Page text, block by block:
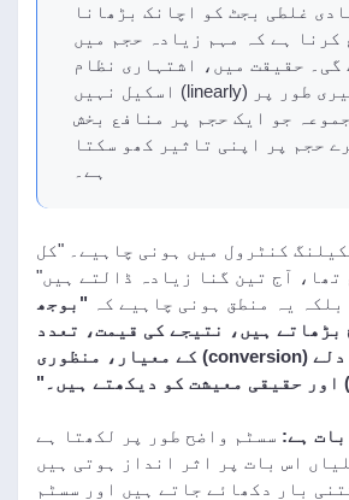
غلطی بجٹ کو اچانک بڑھانا
کرنا ہے کہ مہم زیادہ حجم میں
گی۔ حقیقت میں، اشتہاری نظام
ہمیشہ لکیری طور پر (linearly) اسکیل نہیں
جو ایک حجم پر منافع بخش
حجم پر اپنی تاثیر کھو سکتا
ہے۔
کنٹرول میں ہونی چاہیے۔ "کل
تھا، آج تین گنا زیادہ ڈالتے ہیں"
یہ منطق ہونی چاہیے کہ "بوجھ
بڑھاتے ہیں، نتیجے کی قیمت، تعدد
(frequency)، تبادلے (conversion) کے معیار، منظوری
ہے: سسٹم واضح طور پر لکھتا ہے
اس بات پر اثر انداز ہوتی ہیں
بار دکھائے جاتے ہیں اور سسٹم